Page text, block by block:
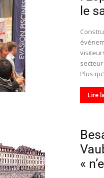
le
Plus
Lire
«